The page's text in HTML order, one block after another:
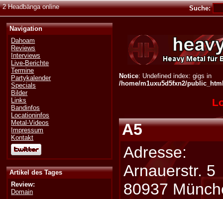
2 Headbänga online Suche:
Navigation
Dahoam
Reviews
Interviews
Live-Berichte
Termine
Partykalender
Specials
Bilder
Links
Bandinfos
Locationinfos
Metal-Videos
Impressum
Kontakt
Artikel des Tages
Review:
Domain
Notice: Undefined index: gigs in
/home/m1uxu5d5fxn2/
A5
Adresse:
Arnauerstr. 5
80937